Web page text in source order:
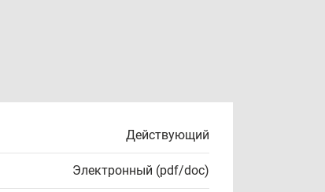
Действующий
Электронный (pdf/doc)